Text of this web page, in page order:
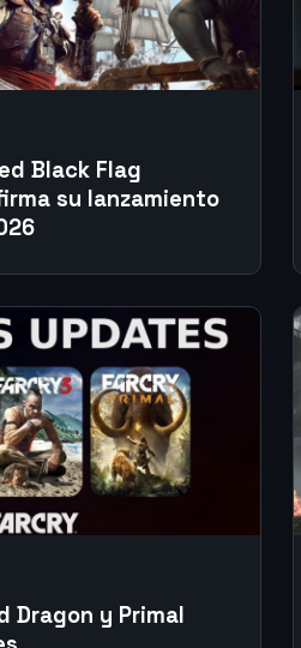
Black Flag
su lanzamiento
Dragon y Primal